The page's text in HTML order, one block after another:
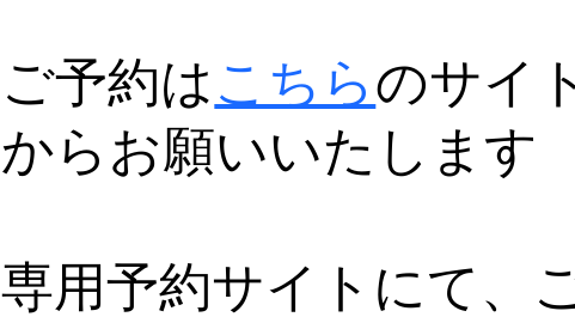
ご予約はこちらのサイ
からお願いいたします
専用予約サイトにて、